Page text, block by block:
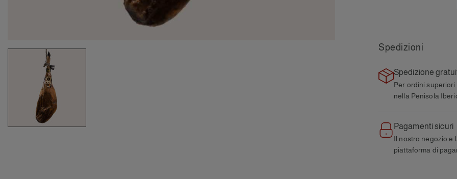
Spedizioni
Spedizione
Per ordini superiori
nella Penisola
Pagamenti sicuri
Il nostro negozio e
piattaforma di